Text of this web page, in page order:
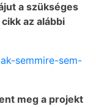
a szükséges
az alábbi
semmire-sem-
meg a projekt